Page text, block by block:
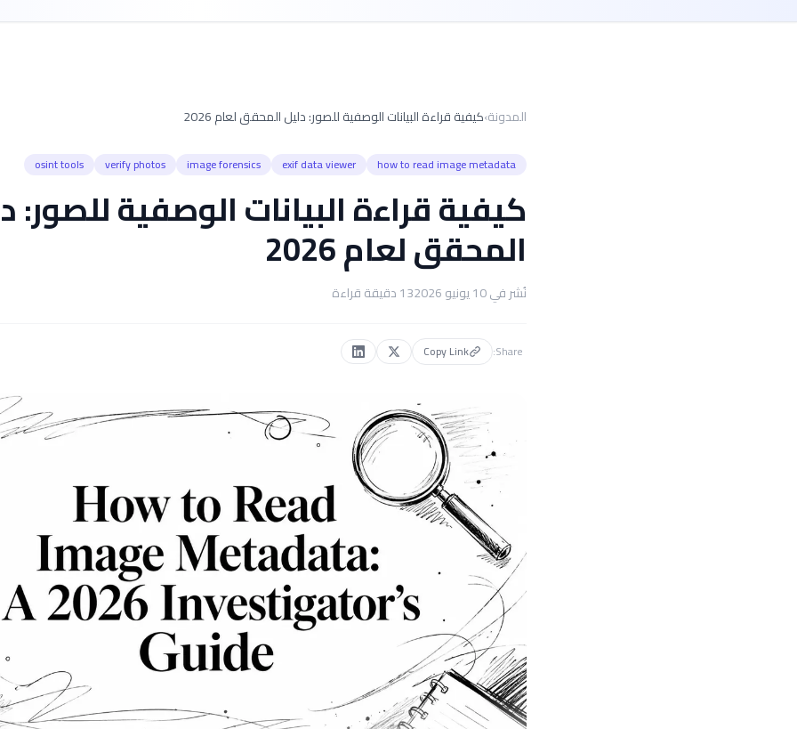
المدونة›كيفية قراءة البيانات الوصفية للصور: دليل المحقق لعام 2026
how to read image metadata
exif data viewer
image forensics
verify photos
osint tools
كيفية قراءة البيانات الوصفية للصور:
المحقق لعام 2026
نُشر في10 يونيو 2026 13دقيقة قراءة
Share:
Copy Link